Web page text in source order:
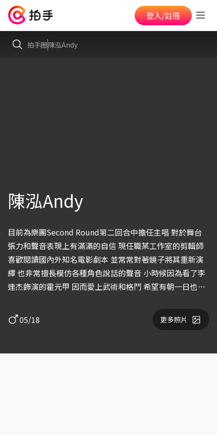
登入/註冊
拍手圈陳泓Andy
陳泓Andy
目前為樂團Second Round第二回合中擔任主唱 對於舞台
張力和聲音表現上有滿滿的自信 現任職某工作室的剪輯師
喜歡閱讀國內外知名電影劇本 並常常對著鏡子將其重新演
繹 也非常擅長模仿各種角色說話的聲音 小時候因為看了李
連杰飾演的霍元甲 因而愛上武術和格鬥 希望有朝一日也能
05/18
更多照片